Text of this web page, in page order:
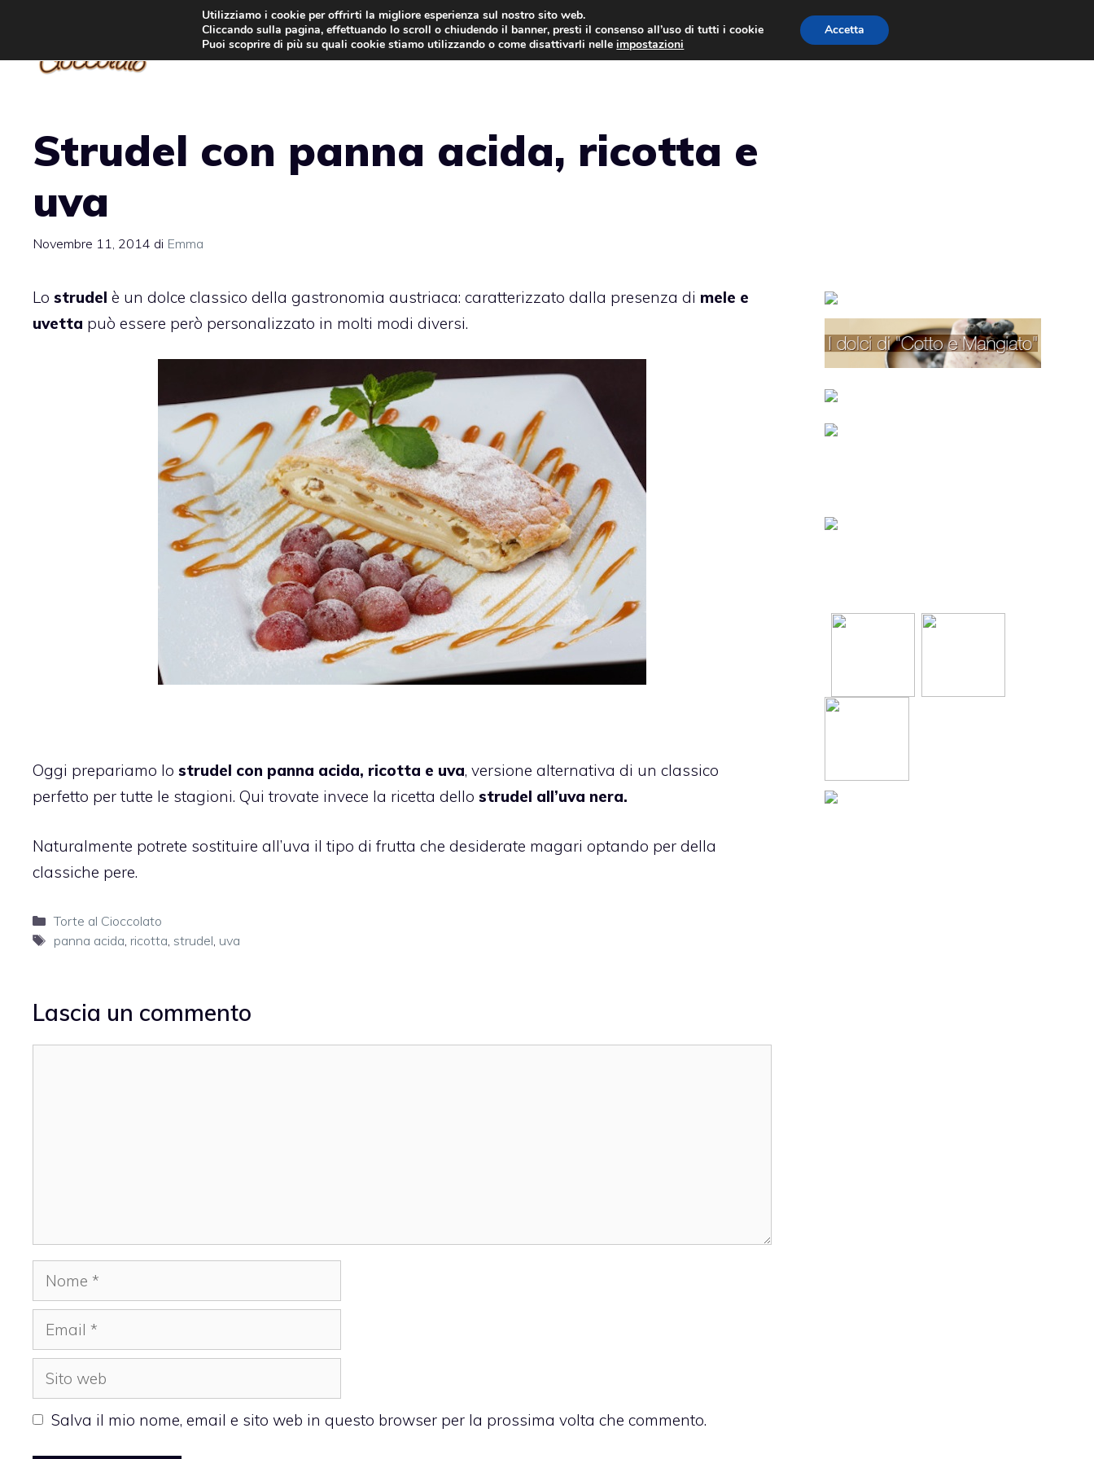
contenuto
TORTE AL CIOCCOLATO TORTE CLASSICHE TORTE PER BAMBINI
Strudel con panna acida, ricotta e
uva
Novembre 11, 2014 di Emma
Lo strudel è un dolce classico della gastronomia austriaca: caratterizzato dalla presenza di mele e
uvetta può essere però personalizzato in molti modi diversi.
Oggi prepariamo lo strudel con panna acida, ricotta e uva, versione alternativa di un classico
perfetto per tutte le stagioni. Qui trovate invece la ricetta dello strudel all’uva nera.
Naturalmente potrete sostituire all’uva il tipo di frutta che desiderate magari optando per della
classiche pere.
Categorie
Torte al Cioccolato
Tag
panna acida ricotta strudel uva
Lascia un commento
Nome
Email
Sito
web
Salva il mio nome, email e sito web in questo browser per la prossima volta che commento.
Utilizziamo i cookie per offrirti la migliore esperienza sul nostro sito web.
Cliccando sulla pagina, effettuando lo scroll o chiudendo il banner, presti il consenso all’uso di tutti i cookie
Puoi scoprire di più su quali cookie stiamo utilizzando o come disattivarli nelleimpostazioni
Accetta